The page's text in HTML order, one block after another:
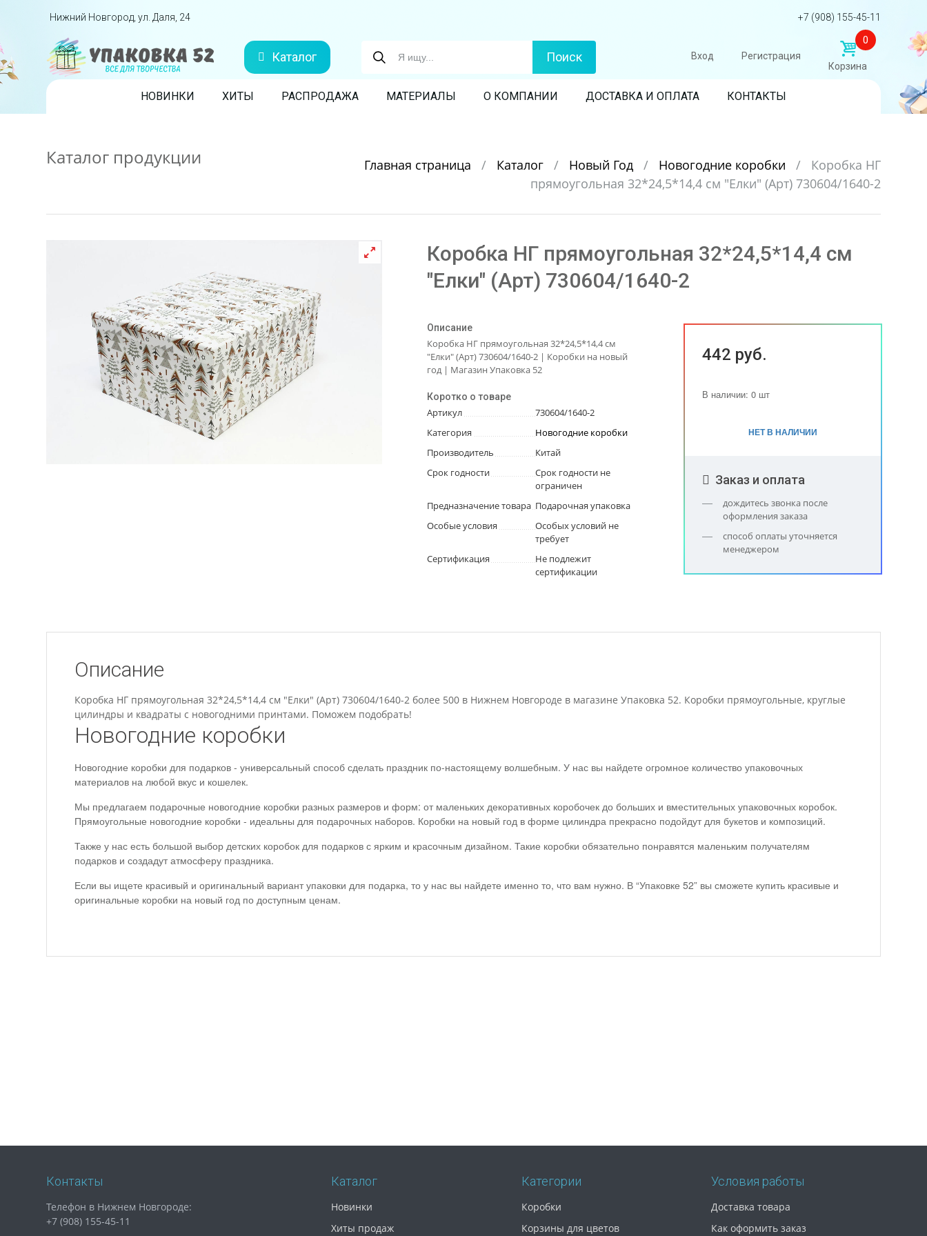
Перейти вниз
Нижний Новгород, ул. Даля, 24 +7 (908) 155-45-11
Каталог Поиск Вход Регистрация
0
Корзина
Skip to content
НОВИНКИ ХИТЫ РАСПРОДАЖА МАТЕРИАЛЫ О КОМПАНИИ ДОСТАВКА И ОПЛАТА КОНТАКТЫ
Каталог продукции Главная страница / Каталог / Новый Год / Новогодние коробки /
Коробка НГ
прямоугольная 32*24,5*14,4 см "Елки" (Арт) 730604/1640-2
Коробка НГ прямоугольная 32*24,5*14,4 см
"Елки" (Арт) 730604/1640-2
Описание
Коробка НГ прямоугольная 32*24,5*14,4 см
"Елки" (Арт) 730604/1640-2 | Коробки на новый
год | Магазин Упаковка 52
Коротко о товаре
Артикул
730604/1640-2
Категория
Новогодние коробки
Производитель
Китай
Срок годности
Срок годности не
ограничен
Предназначение товара Подарочная упаковка
Особые условия
Особых условий не
требует
Сертификация
Не подлежит
сертификации
442 руб.
В наличии: 0 шт
НЕТ В НАЛИЧИИ
Заказ и оплата
дождитесь звонка после
оформления заказа
способ оплаты уточняется
менеджером
Описание
Коробка НГ прямоугольная 32*24,5*14,4 см "Елки" (Арт) 730604/1640-2 более 500 в Нижнем Новгороде в магазине Упаковка 52. Коробки прямоугольные, круглые
цилиндры и квадраты с новогодними принтами. Поможем подобрать!
Новогодние коробки
Новогодние коробки для подарков - универсальный способ сделать праздник по-настоящему волшебным. У нас вы найдете огромное количество упаковочных
материалов на любой вкус и кошелек.
Мы предлагаем подарочные новогодние коробки разных размеров и форм: от маленьких декоративных коробочек до больших и вместительных упаковочных коробок.
Прямоугольные новогодние коробки - идеальны для подарочных наборов. Коробки на новый год в форме цилиндра прекрасно подойдут для букетов и композиций.
Также у нас есть большой выбор детских коробок для подарков с ярким и красочным дизайном. Такие коробки обязательно понравятся маленьким получателям
подарков и создадут атмосферу праздника.
Если вы ищете красивый и оригинальный вариант упаковки для подарка, то у нас вы найдете именно то, что вам нужно. В “Упаковке 52” вы сможете купить красивые и
оригинальные коробки на новый год по доступным ценам.
Контакты
Телефон в Нижнем Новгороде:
+7 (908) 155-45-11
Каталог
Новинки
Хиты продаж
Категории
Коробки
Корзины для цветов
Условия работы
Доставка товара
Как оформить заказ